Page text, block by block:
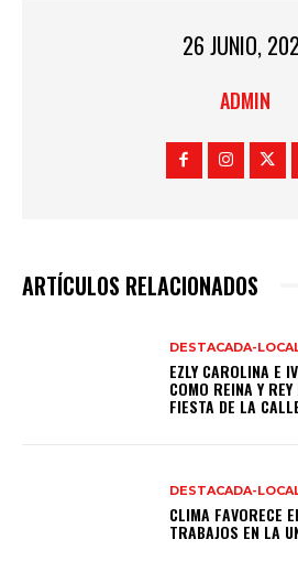
26 JUNIO,
ADMIN
ARTÍCULOS RELACIONADOS
DESTACADA-
EZLY CAROLINA E
COMO REINA Y
FIESTA DE LA
DESTACADA-
CLIMA FAVORECE
TRABAJOS EN LA